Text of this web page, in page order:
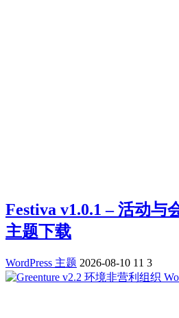
Festiva v1.0.1 – 活动与
主题下载
WordPress 主题 2026-08-10 11 3